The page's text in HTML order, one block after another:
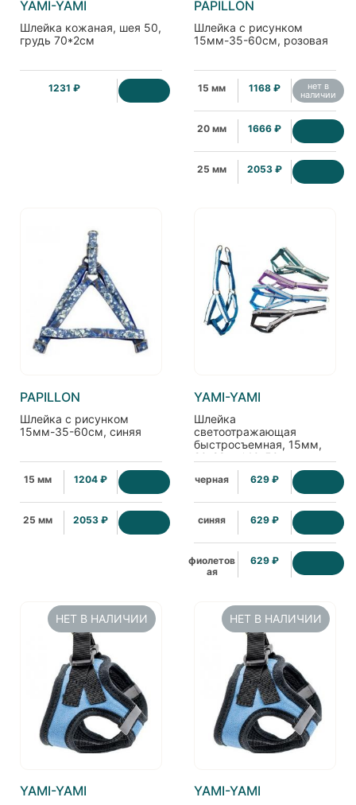
YAMI-YAMI
Шлейка кожаная, шея 50,
грудь 70*2см
1231 ₽
PAPILLON
Шлейка с рисунком
15мм-35-60см, розовая
15 мм 1168 ₽ нет в
наличии
20 мм 1666 ₽
25 мм 2053 ₽
PAPILLON
Шлейка с рисунком
15мм-35-60см, синяя
15 мм 1204 ₽
25 мм 2053 ₽
YAMI-YAMI
Шлейка
светоотражающая
быстросъемная, 15мм,
20-28см*40-50см,
черная 629 ₽
синяя 629 ₽
фиолетов
ая
629 ₽
НЕТ В НАЛИЧИИ
YAMI-YAMI
НЕТ В НАЛИЧИИ
YAMI-YAMI